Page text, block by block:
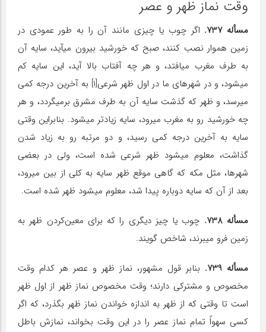
وقت نماز ظهر و عصر
مسأله 737.
اگر چوب یا چیزی مانند آن را به طور عمودی در
زمین هموار نصب کنند، صبح که خورشید بیرون می‎آید، سایه آن
به طرف مغرب می‎افتد، و هر چه آفتاب بالا آید، این سایه کم
می‎شود، و در شهرهای ما در اول ظهر شرعی[1] به آخرین درجه کمی
می‎رسد، و ظهر که گذشت سایه آن به طرف مشرق برمی‎گردد، و هر
چه خورشید رو به مغرب می‎رود، سایه زیادتر می‎شود. بنابراین وقتی
سایه به آخرین درجه کمی رسید، و دو مرتبه رو به زیاد شدن
گذاشت، معلوم می‎شود ظهر شرعی شده است، ولی در بعضی
شهرها، مثل مکه که گاهی موقع ظهر سایه به کلی از بین می‎رود،
بعد از آن که سایه دوباره پیدا شد، معلوم می‎شود ظهر شده است.
مسأله 738.
چوب یا چیز دیگری را که برای معین‌کردن ظهر به
زمین فرو می‎برند، شاخص گویند.
مسأله 739.
بنابر قول مشهور، نماز ظهر و عصر هر کدام وقت
مخصوص و مشترکی دارند؛ وقت مخصوص نماز ظهر از اول ظهر
است تا وقتی که از ظهر به اندازه خواندن نماز ظهر بگذرد، که اگر
کسی سهواً تمام نماز عصر را در این وقت بخواند، نمازش باطل